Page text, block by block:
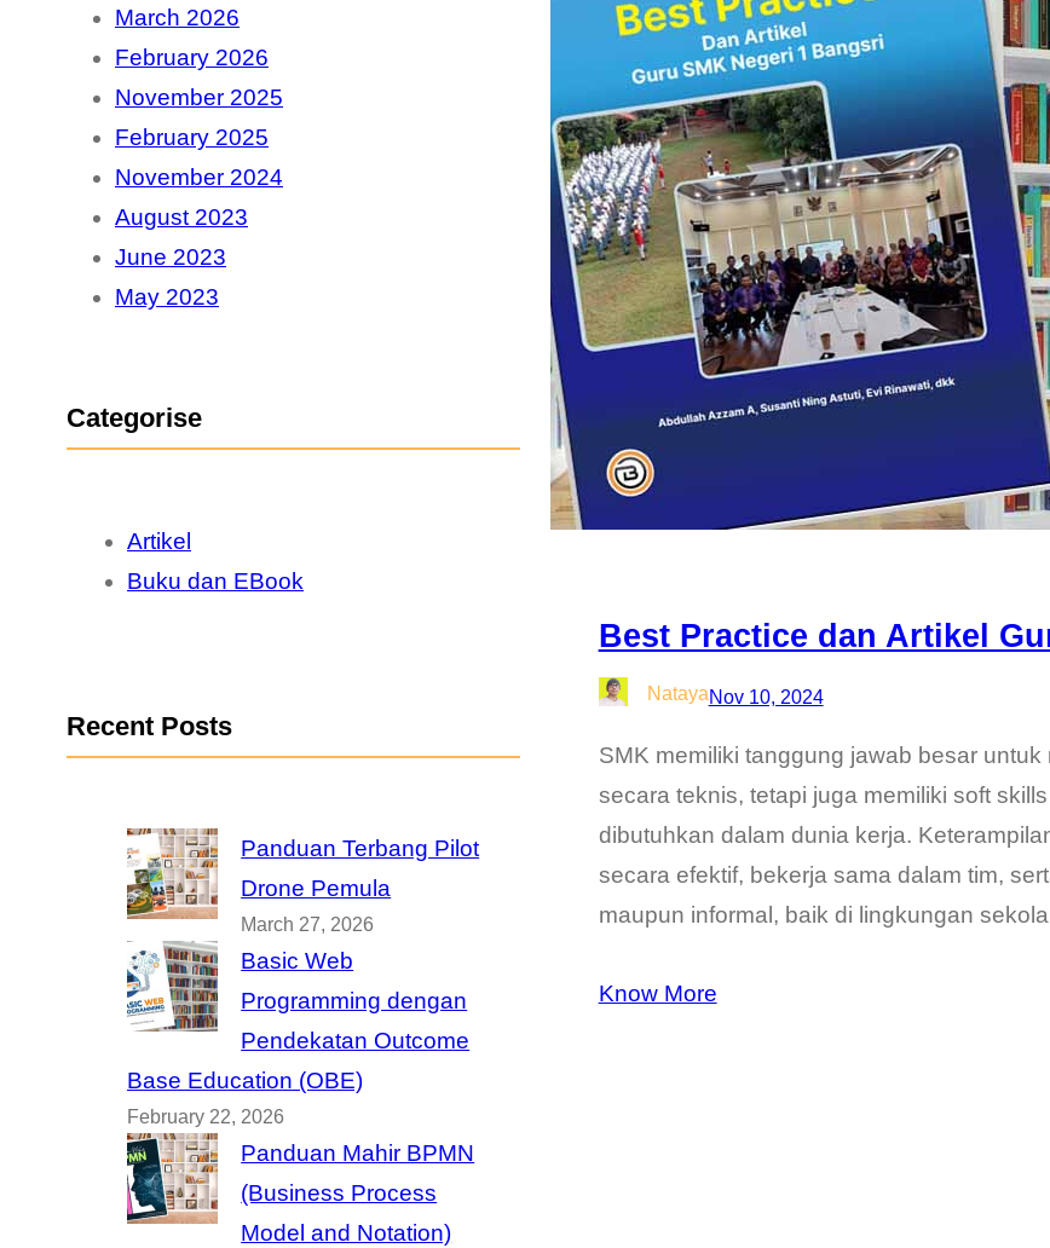
March 2026
February 2026
November 2025
February 2025
November 2024
August 2023
June 2023
May 2023
Categorise
Artikel
Buku dan EBook
Recent Posts
Panduan Terbang Pilot
Drone Pemula
March 27, 2026
Basic Web
Programming dengan
Pendekatan Outcome
Base Education (OBE)
February 22, 2026
Panduan Mahir BPMN
(Business Process
Model and Notation)
Best Practice dan Artikel
NatayaNov 10, 2024
SMK memiliki tanggung jawab besar
secara teknis, tetapi juga memiliki soft
dibutuhkan dalam dunia kerja.
secara efektif, bekerja sama dalam tim,
maupun informal, baik di lingkungan
Know More